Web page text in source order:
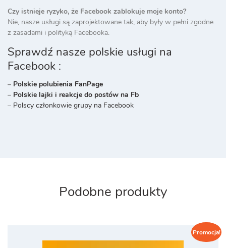
Czy istnieje ryzyko, że Facebook zablokuje moje konto?
Nie, nasze usługi są zaprojektowane tak, aby były w pełni zgodne
z zasadami i polityką Facebooka.
Sprawdź nasze polskie usługi na
Facebook :
– Polskie polubienia FanPage
– Polskie lajki i reakcje do postów na Fb
– Polscy członkowie grupy na Facebook
Podobne produkty
Promocja!